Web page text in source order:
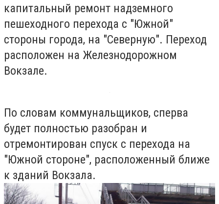
капитальный ремонт надземного
пешеходного перехода с "Южной"
стороны города, на "Северную". Переход
расположен на Железнодорожном
Вокзале.
По словам коммунальщиков, сперва
будет полностью разобран и
отремонтирован спуск с перехода на
"Южной стороне", расположенный ближе
к зданий Вокзала.